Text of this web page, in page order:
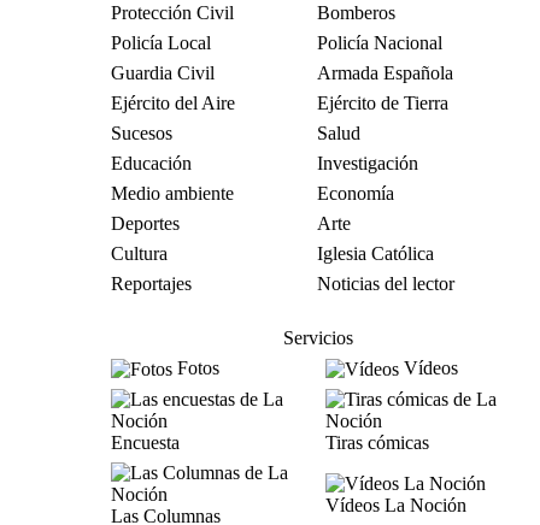
Protección Civil
Bomberos
Policía Local
Policía Nacional
Guardia Civil
Armada Española
Ejército del Aire
Ejército de Tierra
Sucesos
Salud
Educación
Investigación
Medio ambiente
Economía
Deportes
Arte
Cultura
Iglesia Católica
Reportajes
Noticias del lector
Servicios
Fotos
Vídeos
Encuesta Tiras cómicas
Las Columnas
Vídeos La Noción